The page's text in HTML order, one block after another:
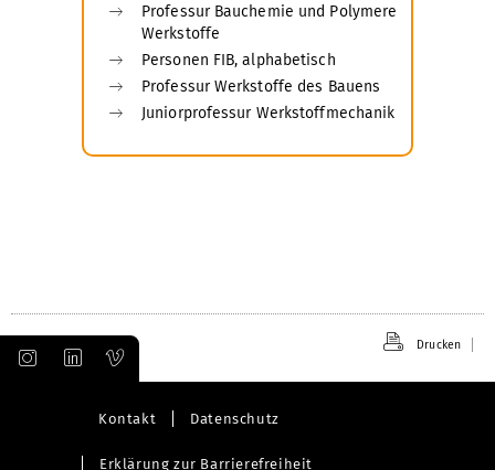
Professur Bauchemie und Polymere
Werkstoffe
Personen FIB, alphabetisch
Professur Werkstoffe des Bauens
Juniorprofessur Werkstoffmechanik
Drucken
Kontakt Datenschutz
Erklärung zur Barrierefreiheit